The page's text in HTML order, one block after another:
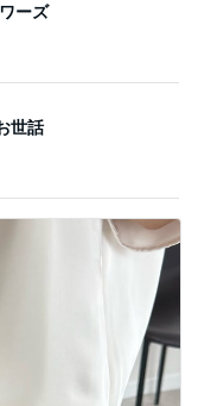
ーズ
世話